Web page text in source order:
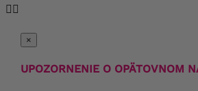
 
×
UPOZORNENIE O OPÄTOVNOM